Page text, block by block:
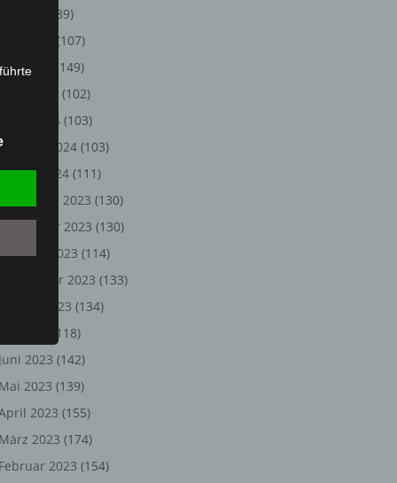
(89)
(107)
Mai 2024
(149)
(102)
März 2024 (103)
2024 (103)
2024 (111)
Dezember 2023 (130)
November 2023 (130)
2023 (114)
September 2023 (133)
August 2023 (134)
(118)
Juni 2023 (142)
Mai 2023 (139)
2023 (155)
März 2023 (174)
Februar 2023 (154)